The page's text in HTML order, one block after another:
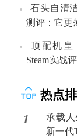
石头自清
测评：它更
顶配机皇
Steam实战
热点
1
承载
新一代